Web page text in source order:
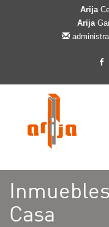
Arija
Arija
Casa